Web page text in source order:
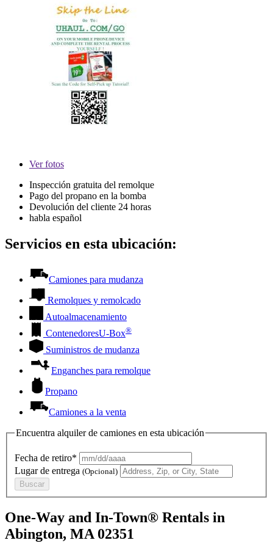
Verfotos
Inspección gratuita del remolque
Pago del propano en la bomba
Devolución del cliente 24 horas
habla español
Servicios en esta ubicación:
Camiones para mudanza
Remolques y remolcado
Autoalmacenamiento
ContenedoresU-Box®
Suministros de mudanza
Enganches para remolque
Propano
Camiones a la venta
Encuentra alquiler de camiones en esta ubicación
Fecha de retiro*
Lugar de entrega (Opcional)
Buscar
One-Way and In-Town® Rentals in
Abington, MA 02351